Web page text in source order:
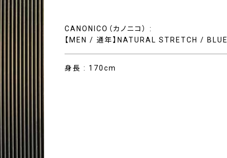
CANONICO（カノニコ） :
【MEN / 通年】NATURAL STRETCH / BLUE
身長 : 170cm